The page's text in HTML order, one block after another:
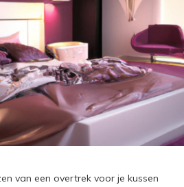
van een overtrek voor je kussen